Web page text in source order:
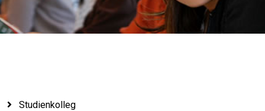
Studienkolleg